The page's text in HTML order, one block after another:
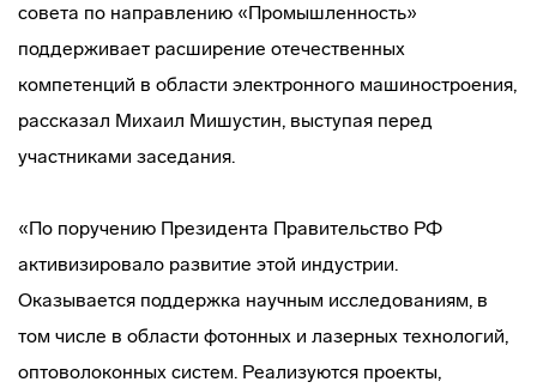
совета по направлению «Промышленность»
поддерживает расширение отечественных
компетенций в области электронного машиностроения,
рассказал Михаил Мишустин, выступая перед
участниками заседания.
«По поручению Президента Правительство РФ
активизировало развитие этой индустрии.
Оказывается поддержка научным исследованиям, в
том числе в области фотонных и лазерных технологий,
оптоволоконных систем. Реализуются проекты,